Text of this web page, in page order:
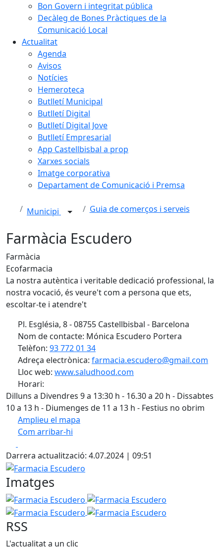
Bon Govern i integritat pública
Decàleg de Bones Pràctiques de la
Comunicació Local
Actualitat
Agenda
Avisos
Notícies
Hemeroteca
Butlletí Municipal
Butlletí Digital
Butlletí Digital Jove
Butlletí Empresarial
App Castellbisbal a prop
Xarxes socials
Imatge corporativa
Departament de Comunicació i Premsa
Municipi Guia de comerços i serveis
Farmàcia Escudero
Farmàcia
Ecofarmacia
La nostra autèntica i veritable dedicació professional, la
nostra vocació, és veure't com a persona que ets,
escoltar-te i atendre't
Pl. Església, 8 - 08755 Castellbisbal - Barcelona
Nom de contacte: Mónica Escudero Portera
Telèfon: 93 772 01 34
Adreça electrònica: farmacia.escudero@gmail.com
Lloc web: www.saludhood.com
Horari:
Dilluns a Divendres 9 a 13:30 h - 16.30 a 20 h - Dissabtes
10 a 13 h - Diumenges de 11 a 13 h - Festius no obrim
Amplieu el mapa
Com arribar-hi
+
−
Darrera actualització: 4.07.2024 | 09:51
Farmacia Escudero
Imatges
Farmacia Escudero Farmacia Escudero
Farmacia Escudero
RSS
L'actualitat a un clic